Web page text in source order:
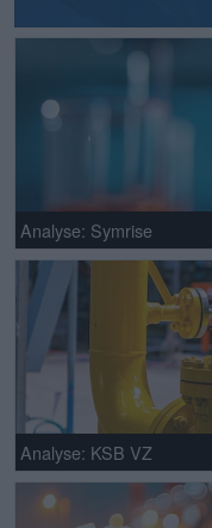
Analyse: Symrise
Analyse: KSB VZ